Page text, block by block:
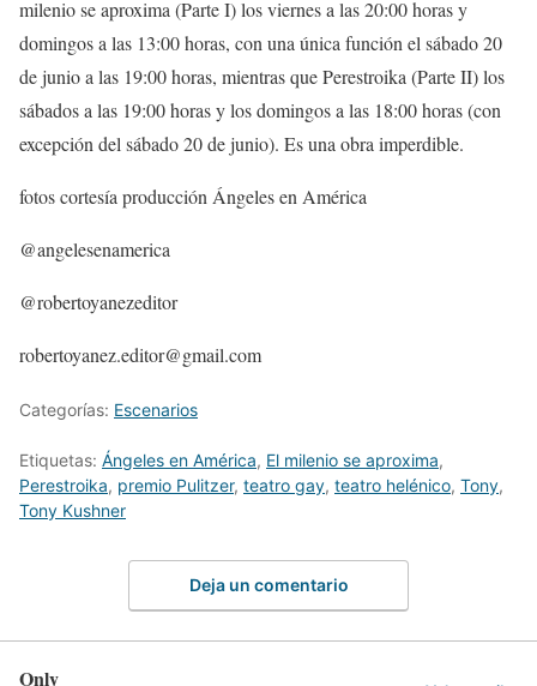
milenio se aproxima (Parte I) los viernes a las 20:00 horas y
domingos a las 13:00 horas, con una única función el sábado 20
de junio a las 19:00 horas, mientras que Perestroika (Parte II) los
sábados a las 19:00 horas y los domingos a las 18:00 horas (con
excepción del sábado 20 de junio). Es una obra imperdible.
fotos cortesía producción Ángeles en América
@angelesenamerica
@robertoyanezeditor
robertoyanez.editor@gmail.com
Categorías: Escenarios
Etiquetas: Ángeles en América, El milenio se aproxima,
Perestroika, premio Pulitzer, teatro gay, teatro helénico, Tony,
Tony Kushner
Deja un comentario
Only